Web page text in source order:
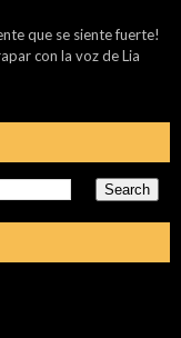
que se siente fuerte!
con la voz de Lia